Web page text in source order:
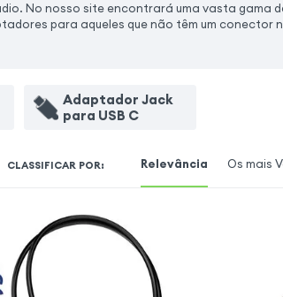
No nosso site encontrará uma vasta gama
para aqueles que não têm um conector
Adaptador Jack
para USB C
CLASSIFICAR POR: Relevância Os mais